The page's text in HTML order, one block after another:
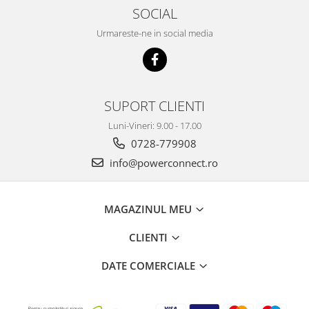
SOCIAL
Urmareste-ne in social media
SUPORT CLIENTI
Luni-Vineri: 9.00 - 17.00
0728-779908
info@powerconnect.ro
MAGAZINUL MEU
CLIENTI
DATE COMERCIALE